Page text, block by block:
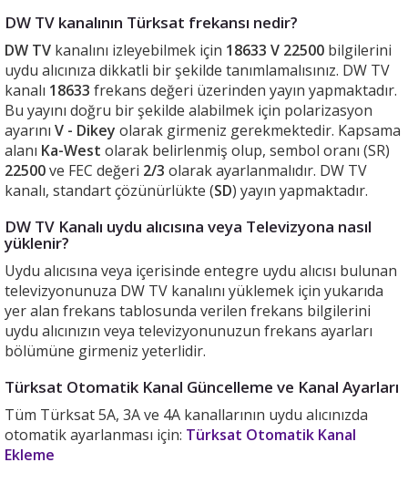
DW TV kanalının Türksat frekansı nedir?
DW TV kanalını izleyebilmek için 18633 V 22500 bilgilerini
uydu alıcınıza dikkatli bir şekilde tanımlamalısınız. DW TV
kanalı 18633 frekans değeri üzerinden yayın yapmaktadır.
Bu yayını doğru bir şekilde alabilmek için polarizasyon
ayarını V - Dikey olarak girmeniz gerekmektedir. Kapsama
alanı Ka-West olarak belirlenmiş olup, sembol oranı (SR)
22500ve FEC değeri 2/3 olarak ayarlanmalıdır. DW TV
kanalı, standart çözünürlükte (SD) yayın yapmaktadır.
DW TV Kanalı uydu alıcısına veya Televizyona nasıl
yüklenir?
Uydu alıcısına veya içerisinde entegre uydu alıcısı bulunan
televizyonunuza DW TV kanalını yüklemek için yukarıda
yer alan frekans tablosunda verilen frekans bilgilerini
uydu alıcınızın veya televizyonunuzun frekans ayarları
bölümüne girmeniz yeterlidir.
Türksat Otomatik Kanal Güncelleme ve Kanal Ayarları
Tüm Türksat 5A, 3A ve 4A kanallarının uydu alıcınızda
otomatik ayarlanması için: Türksat Otomatik Kanal
Ekleme